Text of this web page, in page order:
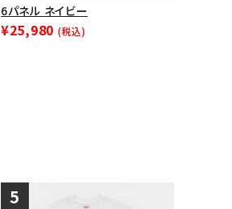
6パネル ネイビー
¥25,980 (税込)